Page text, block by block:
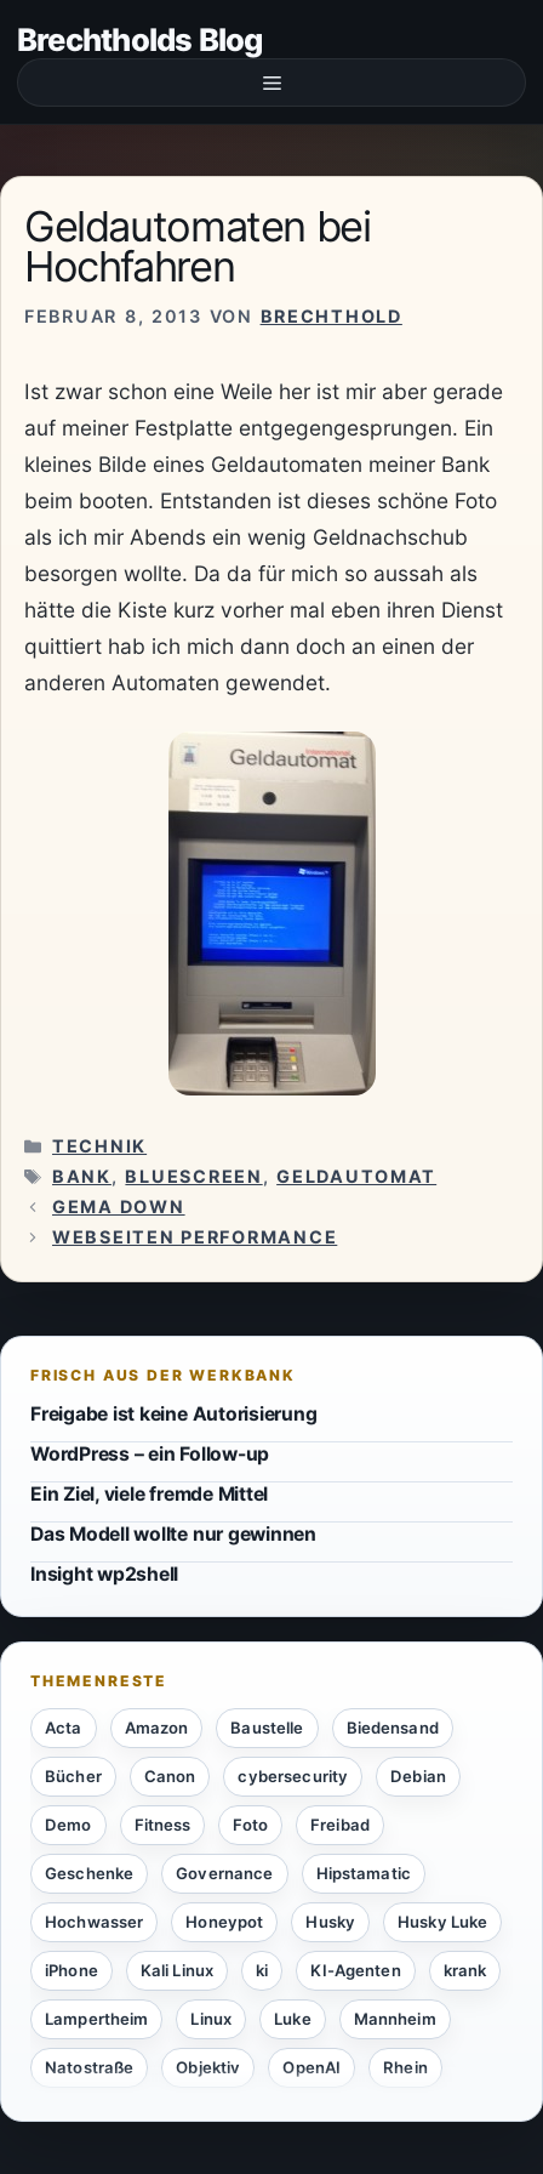
Inhalt
springen
Brechtholds Blog
Menü
Geldautomaten bei
Hochfahren
FEBRUAR 8, 2013 VON BRECHTHOLD
Ist zwar schon eine Weile her ist mir aber gerade
auf meiner Festplatte entgegengesprungen. Ein
kleines Bilde eines Geldautomaten meiner Bank
beim booten. Entstanden ist dieses schöne Foto
als ich mir Abends ein wenig Geldnachschub
besorgen wollte. Da da für mich so aussah als
hätte die Kiste kurz vorher mal eben ihren Dienst
quittiert hab ich mich dann doch an einen der
anderen Automaten gewendet.
KATEGORIEN
TECHNIK
SCHLAGWÖRTER
BANK, BLUESCREEN ,GELDAUTOMAT
GEMA DOWN
WEBSEITEN PERFORMANCE
Freigabe ist keine Autorisierung
WordPress – ein Follow-up
Ein Ziel, viele fremde Mittel
Das Modell wollte nur gewinnen
Insight wp2shell
Acta Amazon Baustelle Biedensand
Bücher Canon cybersecurity Debian
Demo Fitness Foto Freibad
Geschenke Governance Hipstamatic
Hochwasser Honeypot Husky Husky Luke
iPhone Kali Linux ki KI-Agenten krank
Lampertheim Linux Luke Mannheim
Natostraße Objektiv OpenAI Rhein
Security Server Silvester Sommer